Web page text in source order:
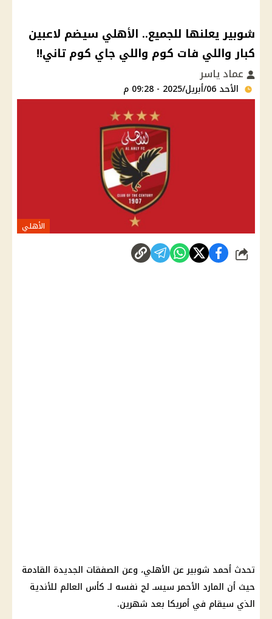
شوبير يعلنها للجميع.. الأهلي سيضم لاعبين
كبار واللي فات كوم واللي جاي كوم تاني!!
عماد ياسر
الأحد 06/أبريل/2025 - 09:28 م
الأهلي
شارك
تحدث أحمد شوبير عن الأهلي، وعن الصفقات الجديدة القادمة
حيث أن المارد الأحمر سيسـ لح نفسه لـ كأس العالم للأندية
الذي سيقام في أمريكا بعد شهرين.